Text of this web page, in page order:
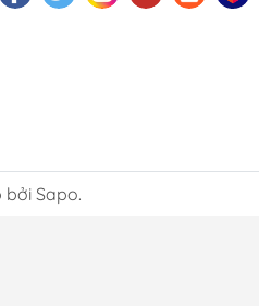
bởi Sapo.